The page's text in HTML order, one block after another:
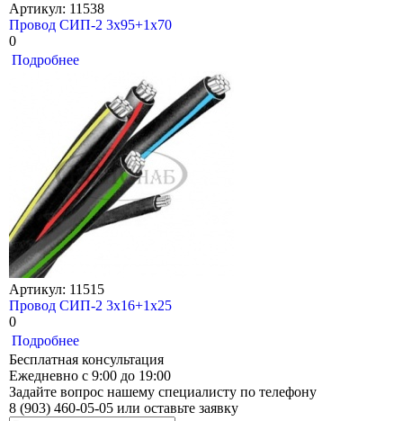
Артикул: 11538
Провод СИП-2 3х95+1х70
0
Подробнее
Артикул: 11515
Провод СИП-2 3х16+1х25
0
Подробнее
Бесплатная консультация
Ежедневно с 9:00 до 19:00
Задайте вопрос нашему специалисту по телефону
8 (903) 460-05-05 или оставьте заявку